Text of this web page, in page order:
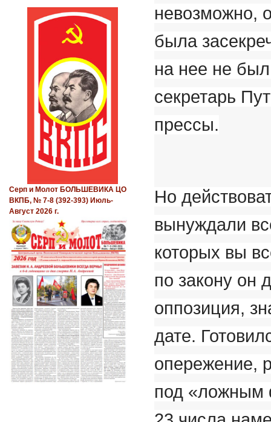
невозможно,
была
на нее не
секретарь
прессы.
Но
вынуждали
которых вы
по закону он
оппозиция,
дате.
опережение,
под «ложным
Серп и Молот БОЛЬШЕВИКА ЦО
ВКПБ, № 7-8 (392-393) Июль-
Август 2026 г.